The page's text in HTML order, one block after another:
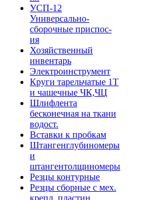
УСП-12
Универсально-
сборочные приспос-
ия
Хозяйственный
инвентарь
Электроинструмент
Круги тарельчатые 1Т
и чашечные ЧК,ЧЦ
Шлифлента
бесконечная на ткани
водост.
Вставки к пробкам
Штангенглубиномеры
и
штангентолщиномеры
Резцы контурные
Резцы сборные с мех.
крепл. пластин